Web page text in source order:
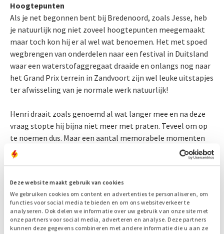
Deze website maakt gebruik van cookies
We gebruiken cookies om content en advertenties te personaliseren, om
functies voor social media te bieden en om ons websiteverkeer te
analyseren. Ook delen we informatie over uw gebruik van onze site met
onze partners voor social media, adverteren en analyse. Deze partners
kunnen deze gegevens combineren met andere informatie die u aan ze
Hoogtepunten
Als je net begonnen bent bij Bredenoord, zoals Jesse, heb
je natuurlijk nog niet zoveel hoogtepunten meegemaakt
maar toch kon hij er al wel wat benoemen. Het met spoed
wegbrengen van onderdelen naar een festival in Duitsland
waar een waterstofaggregaat draaide en onlangs nog naar
het Grand Prix terrein in Zandvoort zijn wel leuke uitstapjes
ter afwisseling van je normale werk natuurlijk!
Henri draait zoals genoemd al wat langer mee en na deze
vraag stopte hij bijna niet meer met praten. Teveel om op
te noemen dus. Maar een aantal memorabele momenten
vergeet hij nooit meer. Een elektronisch geregeld
aggregaat (HAG1040), destijds een uniek aggregaat voor
onder begeleiding van Amerikanen, voor een militaire
oefening van Russische en Poolse soldaten. In die tijd nog
Oostblok. Hoe spannend en bijzonder in die tijd.